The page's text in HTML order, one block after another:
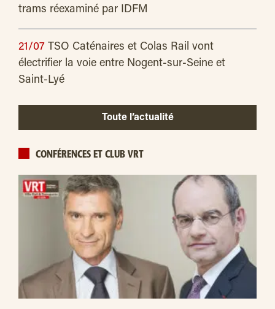
trams réexaminé par IDFM
21/07 TSO Caténaires et Colas Rail vont
électrifier la voie entre Nogent-sur-Seine et
Saint-Lyé
Toute l’actualité
CONFÉRENCES ET CLUB VRT